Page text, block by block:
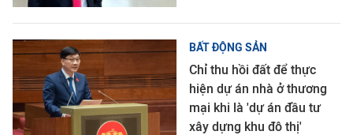
BẤT ĐỘNG SẢN
Chỉ thu hồi đất để thực
hiện dự án nhà ở thương
mại khi là 'dự án đầu tư
xây dựng khu đô thị'